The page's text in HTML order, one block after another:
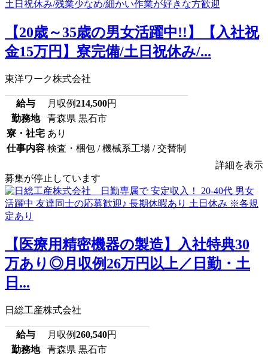
【20歳～35歳の男女活躍中!!】【入社祝
金15万円】寮完備/土日祝休み/...
東洋ワーク株式会社
給与 月収例214,500円
勤務地
青森県 黒石市
寮・社宅 あり
仕事内容 検査・梱包 / 機械系工場 / 交替制
詳細を表示
募集が停止しています
【医療用精密機器の製造】入社特典30
万あり◎月収例26万円以上／日勤・土
日...
日総工産株式会社
給与 月収例260,540円
勤務地
青森県 黒石市